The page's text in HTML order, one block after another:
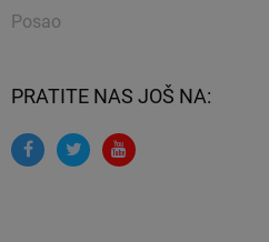
Posao
PRATITE NAS JOŠ NA: